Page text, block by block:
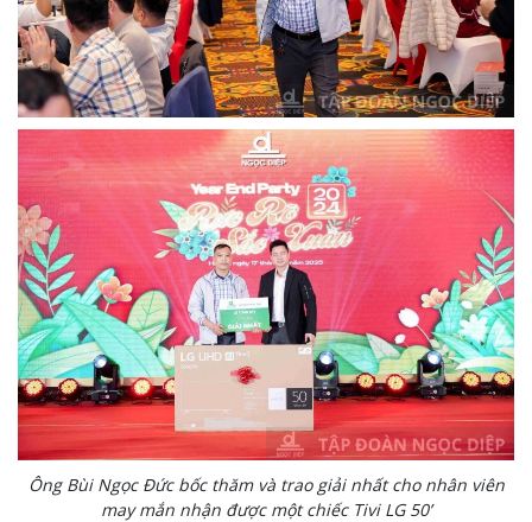
Ông Bùi Ngọc Đức bốc thăm và trao giải nhất cho nhân viên
may mắn nhận được một chiếc Tivi LG 50’